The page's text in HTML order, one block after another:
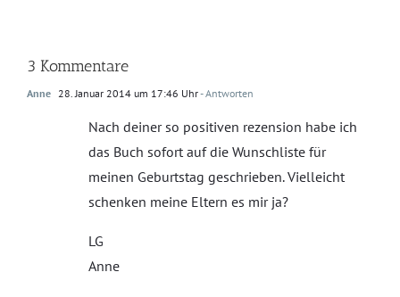
3 Kommentare
Anne 28. Januar 2014 um 17:46 Uhr- Antworten
Nach deiner so positiven rezension habe ich
das Buch sofort auf die Wunschliste für
meinen Geburtstag geschrieben. Vielleicht
schenken meine Eltern es mir ja?
LG
Anne